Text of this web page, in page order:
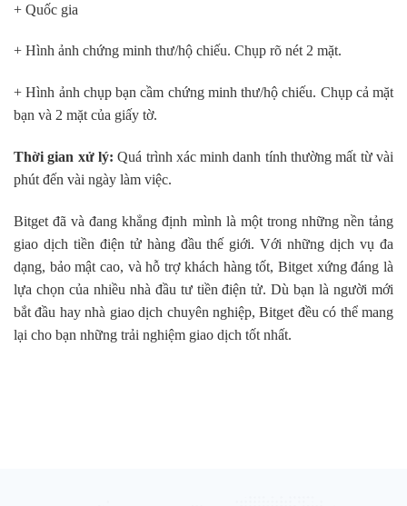
+ Quốc gia
+ Hình ảnh chứng minh thư/hộ chiếu. Chụp rõ nét 2 mặt.
+ Hình ảnh chụp bạn cầm chứng minh thư/hộ chiếu. Chụp cả mặt
bạn và 2 mặt của giấy tờ.
Thời gian xử lý: Quá trình xác minh danh tính thường mất từ vài
phút đến vài ngày làm việc.
Bitget đã và đang khẳng định mình là một trong những nền tảng
giao dịch tiền điện tử hàng đầu thế giới. Với những dịch vụ đa
dạng, bảo mật cao, và hỗ trợ khách hàng tốt, Bitget xứng đáng là
lựa chọn của nhiều nhà đầu tư tiền điện tử. Dù bạn là người mới
bắt đầu hay nhà giao dịch chuyên nghiệp, Bitget đều có thể mang
lại cho bạn những trải nghiệm giao dịch tốt nhất.